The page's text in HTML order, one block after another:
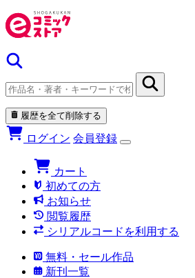
履歴を全て削除する
ログイン 会員登録
カート
初めての方
お知らせ
閲覧履歴
シリアルコードを利用する
無料・セール作品
新刊一覧